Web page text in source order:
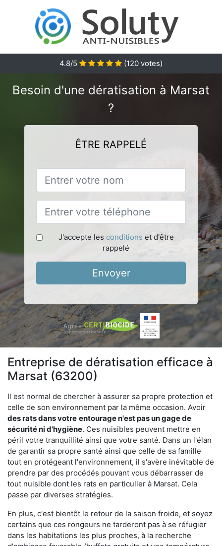
4.8/5 (120 votes)
Besoin d'une dératisation à Marsat
?
ÊTRE RAPPELÉ
J'accepte les conditions et d'être
rappelé
Envoyer
Entreprise de dératisation efficace à
Marsat (63200)
Il est normal de chercher à assurer sa propre protection et
celle de son environnement par la même occasion. Avoir
des rats dans votre entourage n'est pas un gage de
sécurité ni d'hygiène. Ces nuisibles peuvent mettre en
péril votre tranquillité ainsi que votre santé. Dans un l'élan
de garantir sa propre santé ainsi que celle de sa famille
tout en protégeant l'environnement, il s'avère inévitable de
prendre par des procédés pouvant vous débarrasser de
tout nuisible dont les rats en particulier à Marsat. Cela
passe par diverses stratégies.
En plus, c'est bientôt le retour de la saison froide, et soyez
certains que ces rongeurs ne tarderont pas à se réfugier
dans les habitations les plus proches, à la recherche